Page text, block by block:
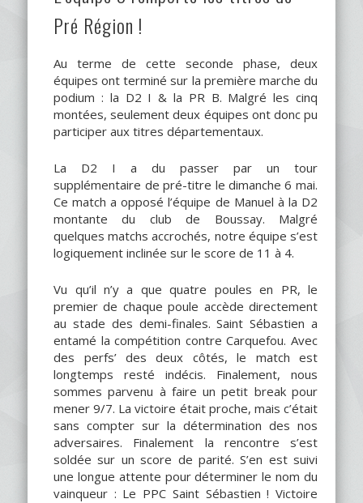
Pré Région !
Au terme de cette seconde phase, deux
équipes ont terminé sur la première marche du
podium : la D2 I & la PR B. Malgré les cinq
montées, seulement deux équipes ont donc pu
participer aux titres départementaux.
La D2 I a du passer par un tour
supplémentaire de pré-titre le dimanche 6 mai.
Ce match a opposé l’équipe de Manuel à la D2
montante du club de Boussay. Malgré
quelques matchs accrochés, notre équipe s’est
logiquement inclinée sur le score de 11 à 4.
Vu qu’il n’y a que quatre poules en PR, le
premier de chaque poule accède directement
au stade des demi-finales. Saint Sébastien a
entamé la compétition contre Carquefou. Avec
des perfs’ des deux côtés, le match est
longtemps resté indécis. Finalement, nous
sommes parvenu à faire un petit break pour
mener 9/7. La victoire était proche, mais c’était
sans compter sur la détermination des nos
adversaires. Finalement la rencontre s’est
soldée sur un score de parité. S’en est suivi
une longue attente pour déterminer le nom du
vainqueur : Le PPC Saint Sébastien ! Victoire